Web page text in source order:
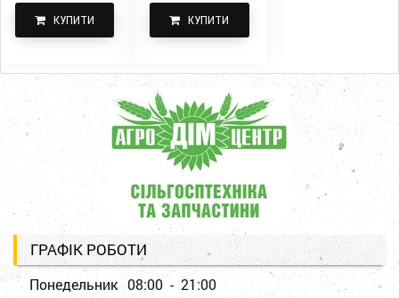
КУПИТИ КУПИТИ
ГРАФІК РОБОТИ
Понедельник 08:00 - 21:00